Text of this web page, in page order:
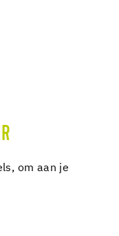
om aan je